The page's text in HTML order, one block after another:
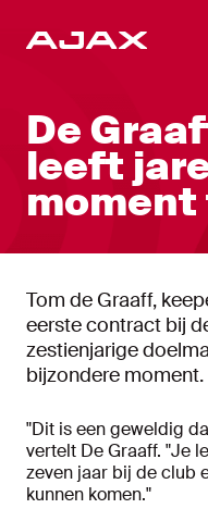
De
leeft
moment
Tom de Graaff,
eerste contract bij
zestienjarige
bijzondere moment.
"Dit is een geweldig
vertelt De Graaff. "Je
zeven jaar bij de club
kunnen komen."